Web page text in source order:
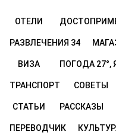
ОТЕЛИ
РАЗВЛЕЧЕНИЯ 34
ВИЗА ПОГОДА 27°,
ТРАНСПОРТ СОВЕТЫ
СТАТЬИ РАССКАЗЫ
ПЕРЕВОДЧИК